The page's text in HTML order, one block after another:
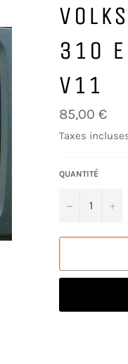
310
V11
Prix
régulier
85,00 €
Taxes
QUANTITÉ
− +